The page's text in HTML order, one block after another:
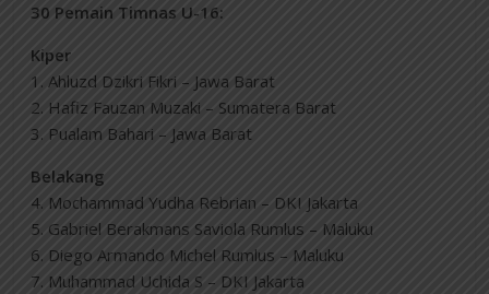
30 Pemain Timnas U-16:
Kiper
1. Ahluzd Dzikri Fikri – Jawa Barat
2. Hafiz Fauzan Muzaki – Sumatera Barat
3. Pualam Bahari – Jawa Barat
Belakang
4. Mochammad Yudha Rebrian – DKI Jakarta
5. Gabriel Berakmans Saviola Rumlus – Maluku
6. Diego Armando Michel Rumlus – Maluku
7. Muhammad Uchida S – DKI Jakarta